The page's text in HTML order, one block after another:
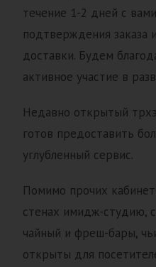
течение 1-2 дней с
подтверждения заказа
доставки. Будем
активное участие в
Недавно открытый
готов предоставить
углубленный сервис.
Помимо прочих
стенах имидж-студию,
чайный и фреш-бары,
открыты для